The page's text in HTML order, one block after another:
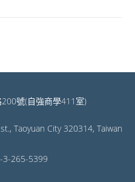
號(自強商學411室)
Taoyuan City 320314, Taiwan
3-265-5399